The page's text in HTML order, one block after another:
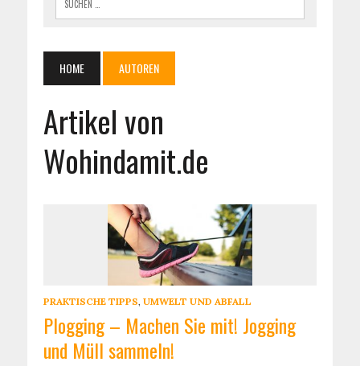
HOME AUTOREN
Artikel von
Wohindamit.de
PRAKTISCHE TIPPS, UMWELT UND ABFALL
Plogging – Machen Sie mit! Jogging
und Müll sammeln!